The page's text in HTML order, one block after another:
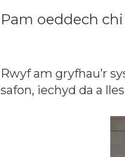
Pam oeddech
Rwyf am gryfhau’r
safon, iechyd da a